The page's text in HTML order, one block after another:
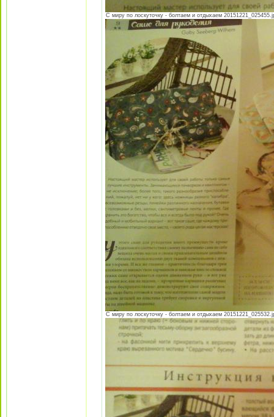
С миру по лоскуточку - болтаем и отдыхаем
С миру по лоскуточку - болтаем и отдыхаем